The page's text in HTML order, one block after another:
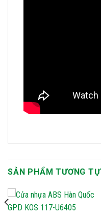
SẢN PHẨM TƯƠNG TỰ